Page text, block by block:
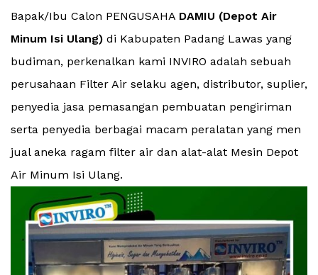
Bapak/Ibu Calon PENGUSAHA DAMIU (Depot Air
Minum Isi Ulang) di Kabupaten Padang Lawas yang
budiman, perkenalkan kami INVIRO adalah sebuah
perusahaan Filter Air selaku agen, distributor, suplier,
penyedia jasa pemasangan pembuatan pengiriman
serta penyedia berbagai macam peralatan yang men
jual aneka ragam filter air dan alat-alat Mesin Depot
Air Minum Isi Ulang.